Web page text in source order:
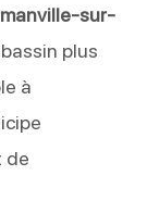
sur-
plus
à
de